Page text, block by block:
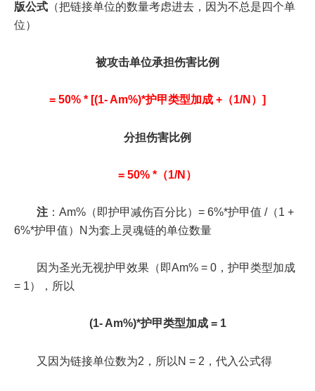
版公式 （把链接单位的数量考虑进去，因为不总是四个单
位）
被攻击单位承担伤害比例
= 50% * [(1- Am%)*护甲类型加成 +（1/N）]
分担伤害比例
= 50% *（1/N）
注 ：Am%（即护甲减伤百分比）= 6%*护甲值 /（1 +
6%*护甲值）N为套上灵魂链的单位数量
因为圣光无视护甲效果（即Am% = 0，护甲类型加成
= 1），所以
(1- Am%)*护甲类型加成 = 1
又因为链接单位数为2，所以N = 2，代入公式得